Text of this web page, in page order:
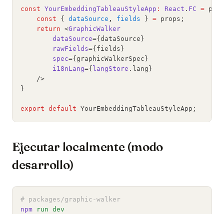
const YourEmbeddingTableauStyleApp : React . FC =
const { dataSource , fields } = props;
return <GraphicWalker
dataSource={dataSource}
rawFields={fields}
spec={graphicWalkerSpec}
i18nLang={ langStore .lang}
    />
}
export default YourEmbeddingTableauStyleApp;
Ejecutar localmente (modo
desarrollo)
# packages/graphic-walker
npm
run dev